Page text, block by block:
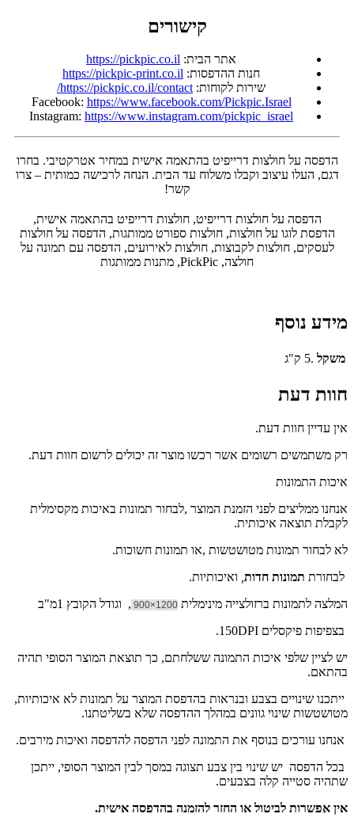
קישורים
אתר הבית: https://pickpic.co.il
חנות ההדפסות: https://pickpic-print.co.il
שירות לקוחות:https://pickpic.co.il/contact/
Facebook: https://www.facebook.com/Pickpic.Israel
Instagram: https://www.instagram.com/pickpic_israel
הדפסה על חולצות דרייפיט בהתאמה אישית במחיר אטרקטיבי. בחרו
דגם, העלו עיצוב וקבלו משלוח עד הבית. הנחה לרכישה כמותית – צרו
קשר!
הדפסה על חולצות דרייפיט, חולצות דרייפיט בהתאמה אישית,
הדפסת לוגו על חולצות, חולצות ספורט ממותגות, הדפסה על חולצות
לעסקים, חולצות לקבוצות, חולצות לאירועים, הדפסה עם תמונה על
חולצה, PickPic, מתנות ממותגות
מידע נוסף
משקל .5 ק"ג
חוות דעת
אין עדיין חוות דעת.
רק משתמשים רשומים אשר רכשו מוצר זה יכולים לרשום חוות דעת.
איכות התמונות
אנחנו ממליצים לפני הזמנת המוצר ,לבחור תמונות באיכות מקסימלית
לקבלת תוצאה איכותית.
לא לבחור תמונות מטושטשות ,או תמונות חשוכות.
לבחורת תמונות חדות ואיכותיות.
המלצה לתמונות ברזולצייה מינימלית 1200×900
, וגודל הקובץ 1מ"ב
בצפיפות פיקסלים 150DPI.
יש לציין שלפי איכות התמונה ששלחתם, כך תוצאת המוצר הסופי תהיה
בהתאם.
ייתכנו שינויים בצבע ובנראות בהדפסת המוצר על תמונות לא איכותיות,
מטושטשות שינוי גוונים במהלך ההדפסה שלא בשליטתנו.
אנחנו עורכים בנוסף את התמונה לפני הדפסה להדפסה ואיכות מירבים.
בכל הדפסה יש שינוי בין צבע תצוגה במסך לבין המוצר הסופי, ייתכן
שתהיה סטייה קלה בצבעים.
אין אפשרות לביטול או החזר להזמנה בהדפסה אישית.